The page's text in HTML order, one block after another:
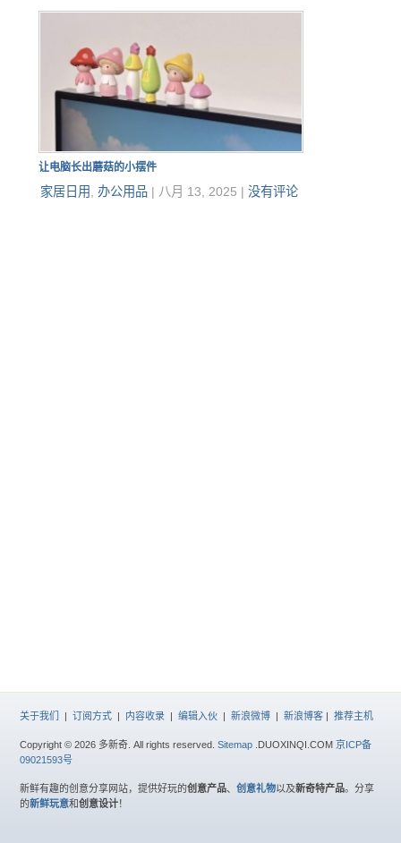
让电脑长出蘑菇的小摆件
家居日用 办公用品| 八月 13, 2025 | 没有评论
关于我们 |订阅方式 | 内容收录 |编辑入伙 |新浪微博 |新浪博客 |推荐主机
Copyright © 2026 多新奇. All rights reserved.Sitemap .DUOXINQI.COM京ICP备
09021593号
新鲜有趣的创意分享网站，提供好玩的创意产品、创意礼物以及新奇特产品。分享
的新鲜玩意和创意设计！